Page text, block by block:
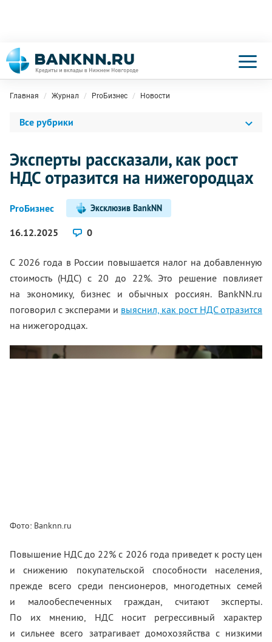
Главная Журнал ProБизнес Новости
Все рубрики
Эксперты рассказали, как рост
НДС отразится на нижегородцах
ProБизнес Эксклюзив BankNN
16.12.2025 0
С 2026 года в России повышается налог на добавленную
стоимость (НДС) с 20 до 22%. Это решение повлияет
на экономику, бизнес и обычных россиян. BankNN.ru
поговорил с эксперами и выяснил, как рост НДС отразится
на нижегородцах.
Фото: Banknn.ru
Повышение НДС до 22% с 2026 года приведет к росту цен
и снижению покупательской способности населения,
прежде всего среди пенсионеров, многодетных семей
и малообеспеченных граждан, считают эксперты.
По их мнению, НДС носит регрессивный характер
и сильнее всего затрагивает домохозяйства с низкими